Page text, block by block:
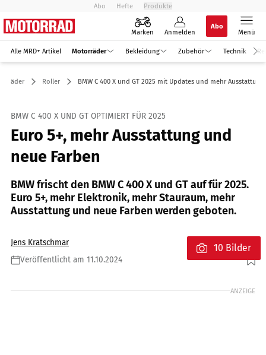
Abo Hefte Produkte
Marken Anmelden
Abo
Menü
Alle MRD+ Artikel Motorräder Bekleidung Zubehör Technik
Roller BMW C 400 X und GT 2025 mit Updates und mehr Ausstattung
BMW C 400 X UND GT OPTIMIERT FÜR 2025
Euro 5+, mehr Ausstattung und
neue Farben
BMW frischt den BMW C 400 X und GT auf für 2025.
Euro 5+, mehr Elektronik, mehr Stauraum, mehr
Ausstattung und neue Farben werden geboten.
Jens Kratschmar
Veröffentlicht am 11.10.2024
Foto: BMW Motorrad
10 Bilder
ANZEIGE